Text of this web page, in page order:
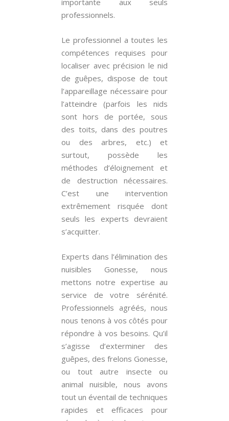
importante aux seuls
professionnels.
Le professionnel a toutes les
compétences requises pour
localiser avec précision le nid
de guêpes, dispose de tout
l’appareillage nécessaire pour
l’atteindre (parfois les nids
sont hors de portée, sous
des toits, dans des poutres
ou des arbres, etc.) et
surtout, possède les
méthodes d’éloignement et
de destruction nécessaires.
C’est une intervention
extrêmement risquée dont
seuls les experts devraient
s’acquitter.
Experts dans l’élimination des
nuisibles Gonesse, nous
mettons notre expertise au
service de votre sérénité.
Professionnels agréés, nous
nous tenons à vos côtés pour
répondre à vos besoins. Qu’il
s’agisse d’exterminer des
guêpes, des frelons Gonesse,
ou tout autre insecte ou
animal nuisible, nous avons
tout un éventail de techniques
rapides et efficaces pour